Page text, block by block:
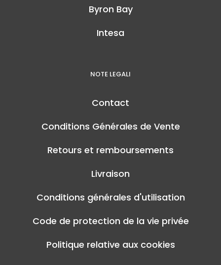
Byron Bay
Intesa
NOTE LEGALI
Contact
Conditions Générales de Vente
Retours et remboursements
Livraison
Conditions générales d'utilisation
Code de protection de la vie privée
Politique relative aux cookies